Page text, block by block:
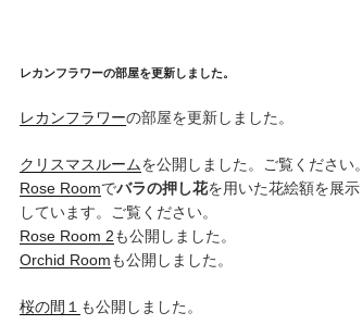
レカンフラワーの部屋を更新しました。
レカンフラワーの部屋を更新しました。
クリスマスルームを公開しました。ご覧ください。
Rose Roomでバラの押し花を用いた花絵額を展示
しています。ご覧ください。
Rose Room 2も公開しました。
Orchid Roomも公開しました。
桜の間１ も公開しました。